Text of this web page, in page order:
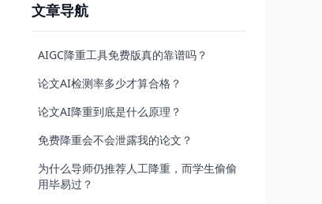
文章导航
AIGC降重工具免费版真的靠谱吗？
论文AI检测率多少才算合格？
论文AI降重到底是什么原理？
免费降重会不会泄露我的论文？
为什么导师仍推荐人工降重，而学生偷偷
用毕易过？